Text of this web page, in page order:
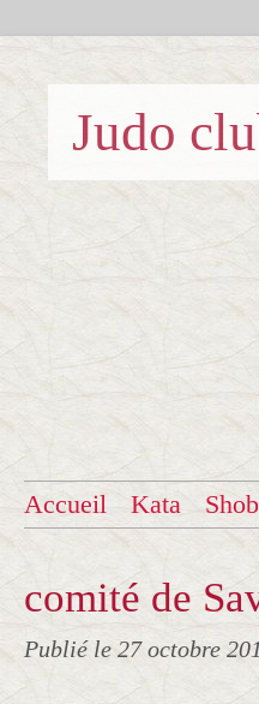
Judo
Accueil Kata
comité de
Publié le 27 octobre